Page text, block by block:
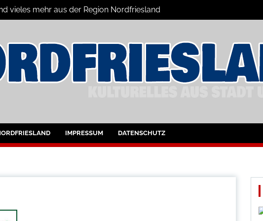
vieles mehr aus der Region Nordfriesland
für Nordfriesland und Husum
IMPRESSUM DATENSCHUTZ